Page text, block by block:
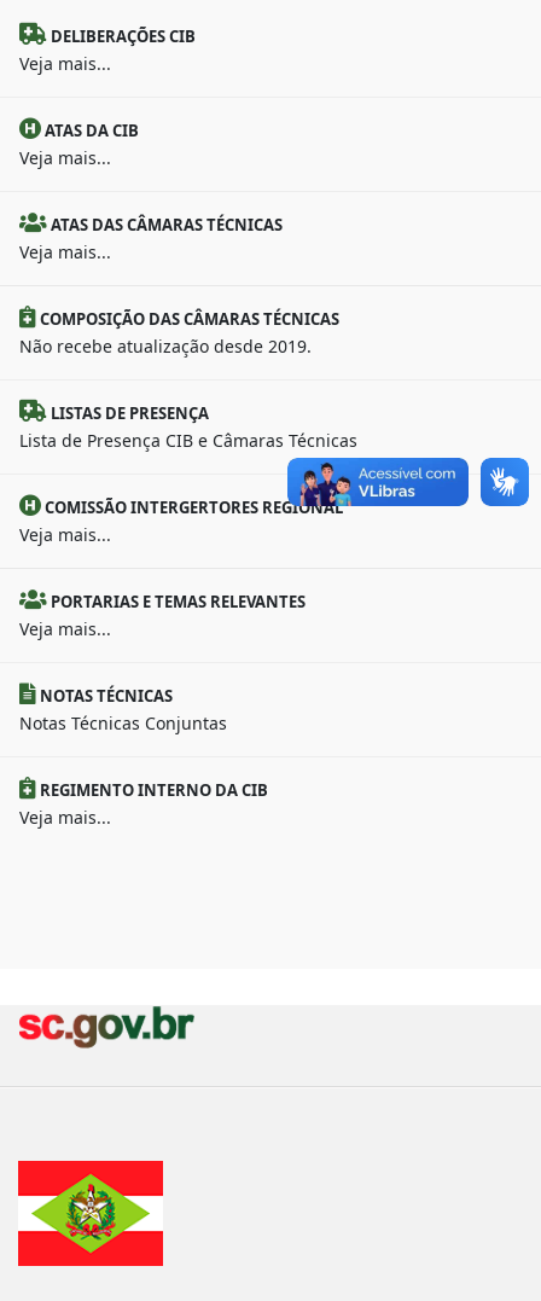
DELIBERAÇÕES CIB
Veja mais...
ATAS DA CIB
Veja mais...
ATAS DAS CÂMARAS TÉCNICAS
Veja mais...
COMPOSIÇÃO DAS CÂMARAS TÉCNICAS
Não recebe atualização desde 2019.
LISTAS DE PRESENÇA
Lista de Presença CIB e Câmaras Técnicas
COMISSÃO INTERGERTORES REGIONAL
Veja mais...
PORTARIAS E TEMAS RELEVANTES
Veja mais...
NOTAS TÉCNICAS
Notas Técnicas Conjuntas
REGIMENTO INTERNO DA CIB
Veja mais...